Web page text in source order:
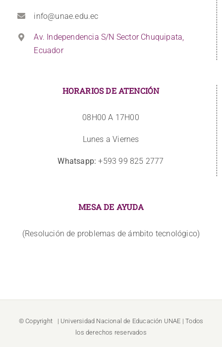
info@unae.edu.ec
Av. Independencia S/N Sector Chuquipata,
Ecuador
HORARIOS DE ATENCIÓN
08H00 A 17H00
Lunes a Viernes
Whatsapp: +593 99 825 2777
MESA DE AYUDA
(Resolución de problemas de ámbito tecnológico)
© Copyright | Universidad Nacional de Educación UNAE | Todos
los derechos reservados